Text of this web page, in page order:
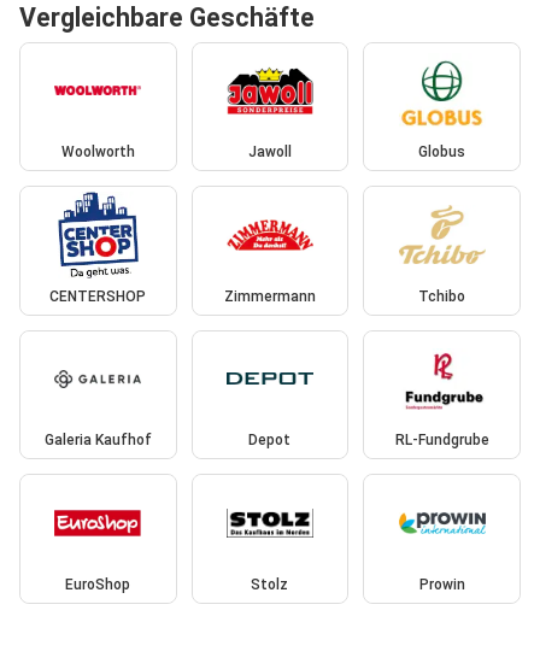
Vergleichbare Geschäfte
Woolworth Jawoll Globus
CENTERSHOP Zimmermann Tchibo
Galeria Kaufhof Depot RL-Fundgrube
EuroShop Stolz Prowin